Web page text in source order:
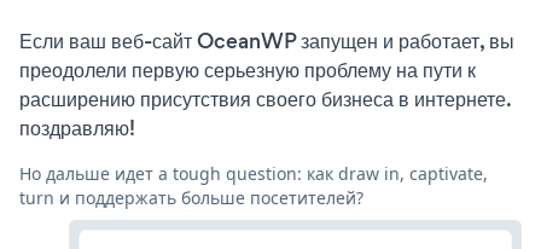
Если ваш веб-сайт OceanWP запущен и работает, вы
преодолели первую серьезную проблему на пути к
расширению присутствия своего бизнеса в интернете.
поздравляю!
Но дальше идет a tough question: как draw in, captivate,
turn и поддержать больше посетителей?